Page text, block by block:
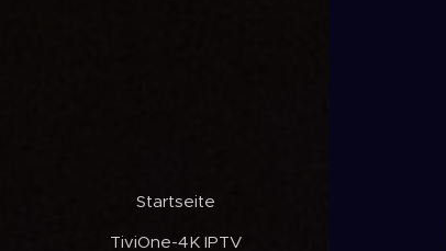
✔️Startseite
✔️TiviOne-4K IPTV